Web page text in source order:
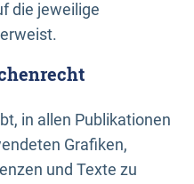
die jeweilige
in allen Publikationen
Grafiken,
und Texte zu